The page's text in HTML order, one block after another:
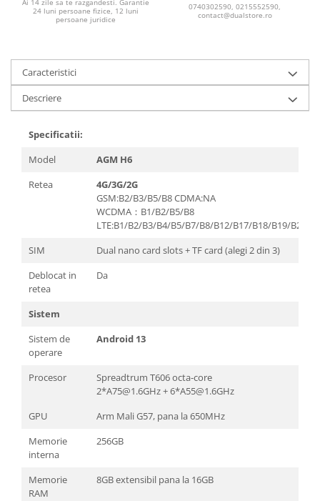
Ai 14 zile sa te razgandesti. Garantie
24 luni persoane fizice, 12 luni
persoane juridice
0740302590, 0215552590,
contact@dualstore.ro
Caracteristici
Descriere
Specificatii:
Model
AGM H6
Retea
4G/3G/2G
GSM:B2/B3/B5/B8 CDMA:NA
WCDMA：B1/B2/B5/B8
LTE:B1/B2/B3/B4/B5/B7/B8/B12/B17/B18/B19/B20/
SIM
Dual nano card slots + TF card (alegi 2 din 3)
Deblocat in
retea
Da
Sistem
Sistem de
operare
Android 13
Procesor
Spreadtrum T606 octa-core
2*A75@1.6GHz+ 6*A55@1.6GHz
GPU
Arm Mali G57, pana la 650MHz
Memorie
interna
256GB
Memorie
RAM
8GB extensibil pana la 16GB